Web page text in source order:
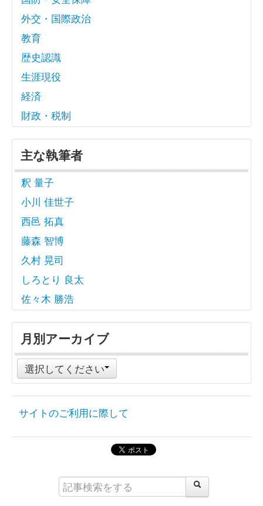
外交・国際政治
教育
歴史認識
生涯現役
経済
財政・税制
主な執筆者
釈 量子
小川 佳世子
西邑 拓真
藤森 智博
久村 晃司
しろとり 良太
佐々木 勝浩
月別アーカイブ
選択してください
サイトのご利用に際して